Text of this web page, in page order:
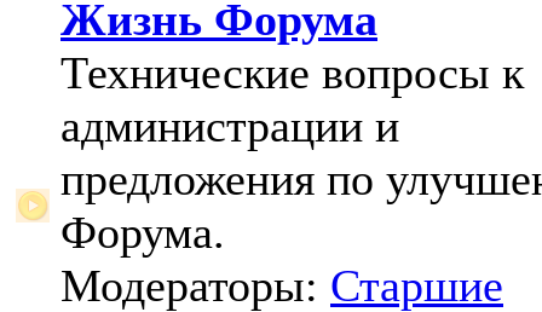
Жизнь Форума
Технические вопросы к
администрации и
предложения по
Форума.
Модераторы: Старшие